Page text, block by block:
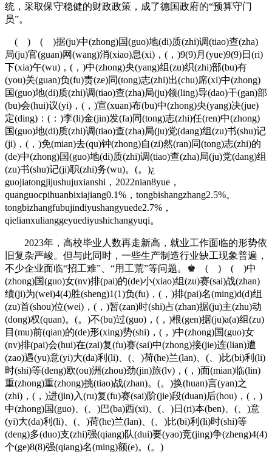
统，采取保守稳健的财政政策，成了德国政府的“预算守门
员”。
( ) ( )据(ju)中(zhong)国(guo)地(di)质(zhi)调(tiao)查(zha)
局(ju)官(guan)网(wang)消(xiao)息(xi)，(，)9(9)月(yue)9(9)日(ri)
下(xia)午(wu)，(，)中(zhong)央(yang)组(zu)织(zhi)部(bu)有
(you)关(guan)负(fu)责(ze)同(tong)志(zhi)出(chu)席(xi)中(zhong)
国(guo)地(di)质(zhi)调(tiao)查(zha)局(ju)领(ling)导(dao)干(gan)部
(bu)会(hui)议(yi)，(，)宣(xuan)布(bu)中(zhong)央(yang)决(jue)
定(ding)：(：)李(li)金(jin)发(fa)同(tong)志(zhi)任(ren)中(zhong)
国(guo)地(di)质(zhi)调(tiao)查(zha)局(ju)党(dang)组(zu)书(shu)记
(ji)，(，)免(mian)去(qu)钟(zhong)自(zi)然(ran)同(tong)志(zhi)的
(de)中(zhong)国(guo)地(di)质(zhi)调(tiao)查(zha)局(ju)党(dang)组
(zu)书(shu)记(ji)职(zhi)务(wu)。(。)¿
guojiatongjijushujuxianshi，2022nian8yue，
quanguocpihuanbixiajiang0.1%，tongbishangzhang2.5%。
tongbizhangfubujindiyushangyuede2.7%，
qielianxulianggeyuediyushichangyuqi。
2023年，高校毕业人数再走新高，就业工作面临的形势依
旧复杂严峻。但与此同时，一些生产制造行业缺工现象普遍，
不少企业面临“招工难”、“用工荒”等问题。♚ ( ) ( )中
(zhong)国(guo)女(nv)排(pai)的(de)小(xiao)组(zu)赛(sai)战(zhan)
绩(ji)为(wei)4(4)胜(sheng)1(1)负(fu)，(，)排(pai)名(ming)d(d)组
(zu)首(shou)位(wei)，(，)暂(zan)时(shi)占(zhan)据(ju)主(zhu)动
(dong)权(quan)。(。)不(bu)过(guo)，(，)根(gen)据(ju)a(a)组(zu)
目(mu)前(qian)的(de)形(xing)势(shi)，(，)中(zhong)国(guo)女
(nv)排(pai)会(hui)在(zai)复(fu)赛(sai)中(zhong)接(jie)连(lian)遭
(zao)遇(yu)意(yi)大(da)利(li)、(、)荷(he)兰(lan)、(、)比(bi)利(li)
时(shi)等(deng)欧(ou)洲(zhou)劲(jin)旅(lv)，(，)面(mian)临(lin)
重(zhong)重(zhong)挑(tiao)战(zhan)。(。)换(huan)言(yan)之
(zhi)，(，)进(jin)入(ru)复(fu)赛(sai)阶(jie)段(duan)后(hou)，(，)
中(zhong)国(guo)、(、)巴(ba)西(xi)、(、)日(ri)本(ben)、(、)意
(yi)大(da)利(li)、(、)荷(he)兰(lan)、(、)比(bi)利(li)时(shi)等
(deng)多(duo)支(zhi)强(qiang)队(dui)要(yao)竞(jing)争(zheng)4(4)
个(ge)8(8)强(qiang)名(ming)额(e)。(。)